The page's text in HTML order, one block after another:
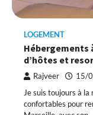
LOGEMENT
Hébergements
d’hôtes et
Rajveer 15/
Je suis toujours à
confortables pour